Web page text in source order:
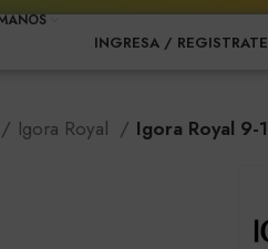
INGRESA / REGISTRATE
Igora Royal Igora Royal 9-1